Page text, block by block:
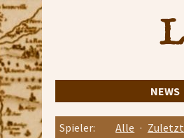
NEWS
Spieler: Alle ·